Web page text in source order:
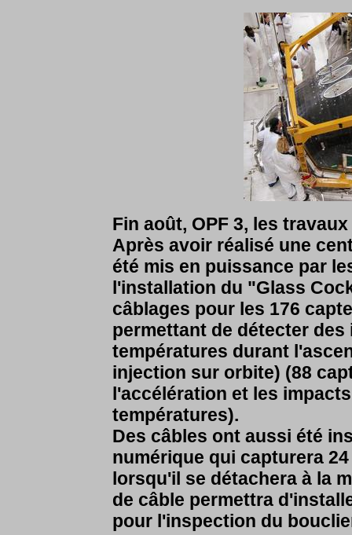
Fin août, OPF 3, les
Après avoir réalisé une
été mis en puissance par
l'installation du "Glass
câblages pour les 176
permettant de détecter
températures durant
injection sur orbite) (88
l'accélération et les
températures).
Des câbles ont aussi été
numérique qui capturera
lorsqu'il se détachera à la
de câble permettra
pour l'inspection du